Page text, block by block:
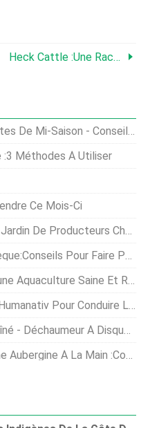
Heck Cattle :une Race Robuste De Bœuf Domestique
De Plants De Tomates De La Culture Principale
:3 Méthodes À Utiliser
Ce Mois-Ci
De Producteurs Chevronnés
Pousser De La Pastèque Sur Un Treillis
- Eindhoven, Pays-Bas, 1er Et 2 Octobre, 2019
Le Nouveau Programme Mondial De Santé
À Disques Porté
Pour Polliniser Les Aubergines À La Main